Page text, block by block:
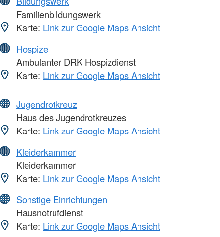
Familienbildungswerk
Karte: Link zur Google Maps Ansicht
Hospize
Ambulanter DRK Hospizdienst
Karte: Link zur Google Maps Ansicht
Jugendrotkreuz
Haus des Jugendrotkreuzes
Karte: Link zur Google Maps Ansicht
Kleiderkammer
Kleiderkammer
Karte: Link zur Google Maps Ansicht
Sonstige Einrichtungen
Hausnotrufdienst
Karte: Link zur Google Maps Ansicht